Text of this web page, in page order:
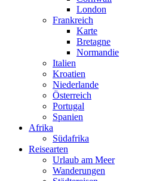
London
Frankreich
Karte
Bretagne
Normandie
Italien
Kroatien
Niederlande
Österreich
Portugal
Spanien
Afrika
Südafrika
Reisearten
Urlaub am Meer
Wanderungen